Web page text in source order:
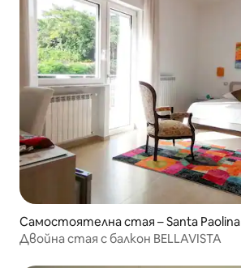
Самостоятелна стая – Santa Paolina
Двойна стая с балкон BELLAVISTA